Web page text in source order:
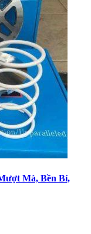
Mà, Bền Bỉ,